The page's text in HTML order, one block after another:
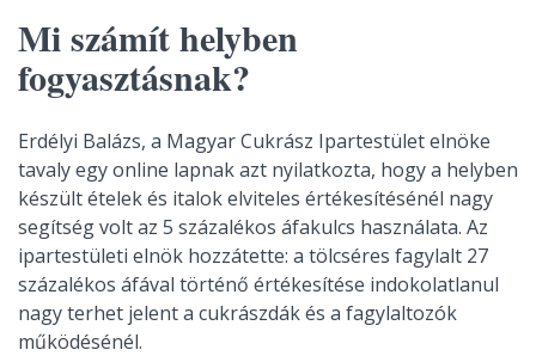
Mi számít helyben
fogyasztásnak?
Erdélyi Balázs, a Magyar Cukrász Ipartestület elnöke
tavaly egy online lapnak azt nyilatkozta, hogy a helyben
készült ételek és italok elviteles értékesítésénél nagy
segítség volt az 5 százalékos áfakulcs használata. Az
ipartestületi elnök hozzátette: a tölcséres fagylalt 27
százalékos áfával történő értékesítése indokolatlanul
nagy terhet jelent a cukrászdák és a fagylaltozók
működésénél.